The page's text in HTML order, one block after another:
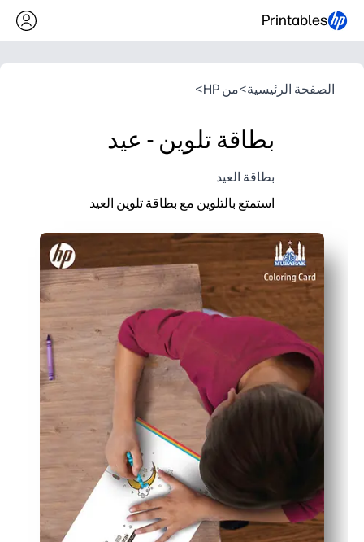
Printables
الصفحة الرئيسية>من HP >
بطاقة تلوين - عيد
بطاقة العيد
استمتع بالتلوين مع بطاقة تلوين العيد